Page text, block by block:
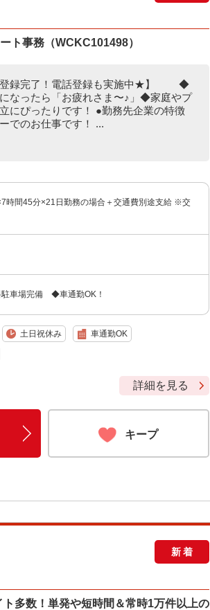
ト事務（WCKC101498）
登録完了！電話登録も実施中★】 ◆
なったら「お疲れさま〜♪」◆家庭やプ
にぴったりです！ ●勤務先企業の特徴
でのお仕事です！ ...
時間45分×21日勤務の場合＋交通費別途支給 ※交
駐車場完備 ◆車通勤OK！
土日祝休み 車通勤OK
詳細を見る
キープ
新着
多数！単発や短時間＆常時1万件以上の